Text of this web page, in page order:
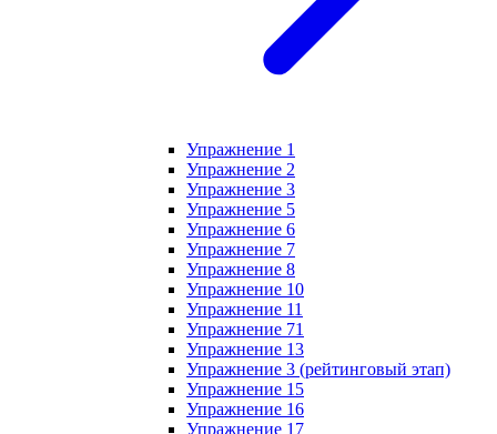
Упражнение 1
Упражнение 2
Упражнение 3
Упражнение 5
Упражнение 6
Упражнение 7
Упражнение 8
Упражнение 10
Упражнение 11
Упражнение 71
Упражнение 13
Упражнение 3 (рейтинговый этап)
Упражнение 15
Упражнение 16
Упражнение 17